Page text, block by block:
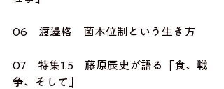
06　渡邉格　菌本位制という生き方
07　特集1.5　藤原辰史が語る「食、戦
争、そして」